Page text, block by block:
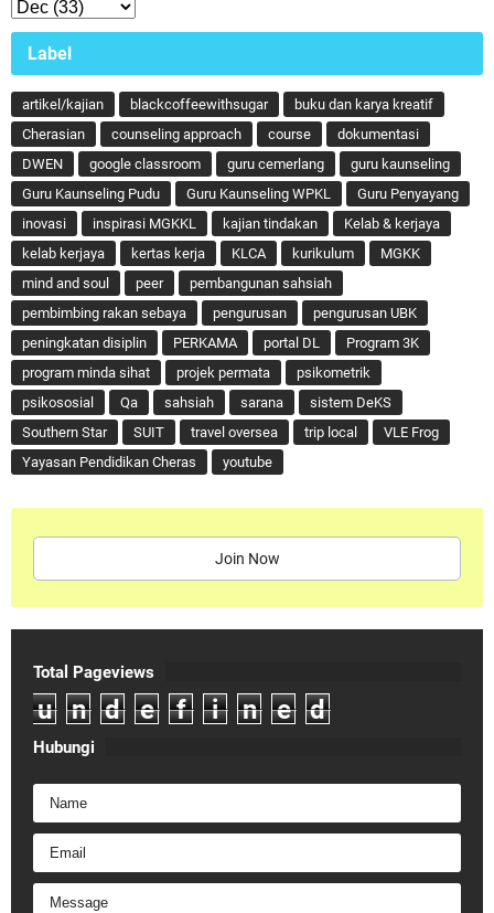
Label
artikel/kajian blackcoffeewithsugar
buku dan karya kreatif
Cherasian
counseling approach course
dokumentasi
DWEN
google classroom guru cemerlang
guru kaunseling
Guru Kaunseling Pudu
Guru Kaunseling WPKL
Guru Penyayang
inovasi
inspirasi MGKKL kajian tindakan
Kelab & kerjaya
kelab kerjaya
kertas kerja KLCA kurikulum
MGKK
mind and soul
peer
pembangunan sahsiah
pembimbing rakan sebaya
pengurusan
pengurusan UBK
peningkatan disiplin
PERKAMA portal DL
Program 3K
program minda sihat
projek permata
psikometrik
psikososial
Qa sahsiah sarana
sistem DeKS
Southern Star
SUIT travel oversea trip local
VLE Frog
Yayasan Pendidikan Cheras
youtube
Join Now
Total Pageviews
u n d e f i n e d
Hubungi